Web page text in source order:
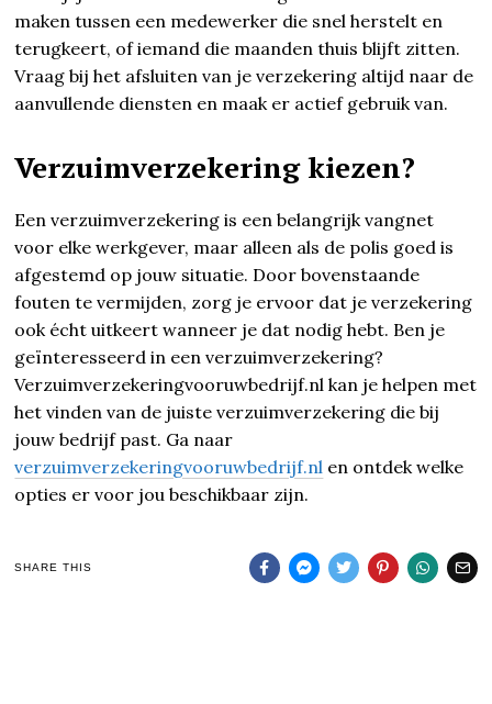
maken tussen een medewerker die snel herstelt en
terugkeert, of iemand die maanden thuis blijft zitten.
Vraag bij het afsluiten van je verzekering altijd naar de
aanvullende diensten en maak er actief gebruik van.
Verzuimverzekering kiezen?
Een verzuimverzekering is een belangrijk vangnet
voor elke werkgever, maar alleen als de polis goed is
afgestemd op jouw situatie. Door bovenstaande
fouten te vermijden, zorg je ervoor dat je verzekering
ook écht uitkeert wanneer je dat nodig hebt. Ben je
geïnteresseerd in een verzuimverzekering?
Verzuimverzekeringvooruwbedrijf.nl kan je helpen met
het vinden van de juiste verzuimverzekering die bij
jouw bedrijf past. Ga naar
verzuimverzekeringvooruwbedrijf.nl en ontdek welke
opties er voor jou beschikbaar zijn.
SHARE THIS